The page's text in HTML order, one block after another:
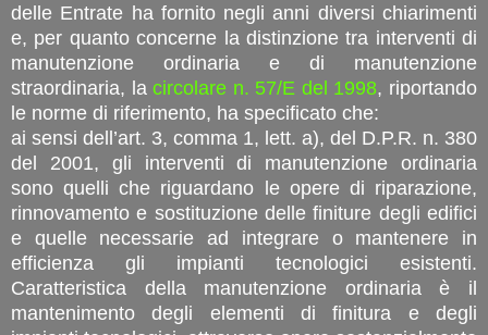
delle Entrate ha fornito negli anni diversi chiarimenti
e, per quanto concerne la distinzione tra interventi di
manutenzione ordinaria e di manutenzione
straordinaria, lacircolare n. 57/E del 1998, riportando
le norme di riferimento, ha specificato che:
ai sensi dell’art. 3, comma 1, lett. a), del D.P.R. n. 380
del 2001, gli interventi di manutenzione ordinaria
sono quelli che riguardano le opere di riparazione,
rinnovamento e sostituzione delle finiture degli edifici
e quelle necessarie ad integrare o mantenere in
efficienza gli impianti tecnologici esistenti.
Caratteristica della manutenzione ordinaria è il
mantenimento degli elementi di finitura e degli